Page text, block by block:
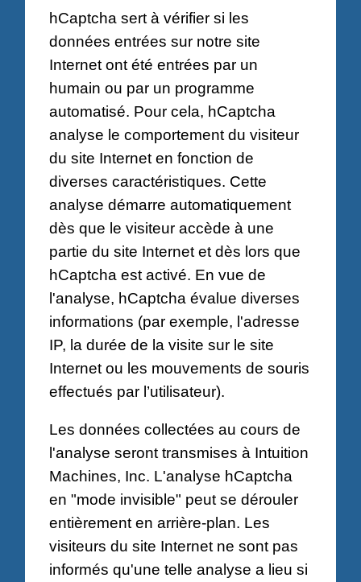
hCaptcha sert à vérifier si les
données entrées sur notre site
Internet ont été entrées par un
humain ou par un programme
automatisé. Pour cela, hCaptcha
analyse le comportement du visiteur
du site Internet en fonction de
diverses caractéristiques. Cette
analyse démarre automatiquement
dès que le visiteur accède à une
partie du site Internet et dès lors que
hCaptcha est activé. En vue de
l'analyse, hCaptcha évalue diverses
informations (par exemple, l'adresse
IP, la durée de la visite sur le site
Internet ou les mouvements de souris
effectués par l’utilisateur).
Les données collectées au cours de
l'analyse seront transmises à Intuition
Machines, Inc. L'analyse hCaptcha
en "mode invisible" peut se dérouler
entièrement en arrière-plan. Les
visiteurs du site Internet ne sont pas
informés qu'une telle analyse a lieu si